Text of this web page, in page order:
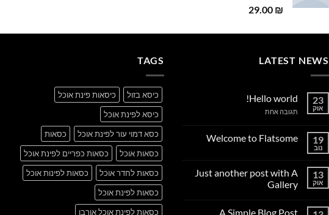
דורג5.00
29.00 ₪
LATEST NEWS
23
אוק
Hello world!
תגובה אחתעל
19
נוב
Welcome to Flatsome
Welcome
to
Flatsome
13
אוק
Just another post with A
Gallery
על
A Simple Blog Post
TAGS
כיסא בזול
כיסאות פינת אוכל
כיסא לפינת אוכל
כסא דמוי עור לפינת אוכל
כסאות
כסאות אוכל
כסאות כפריים לפינת אוכל
כסאות לחדר אוכל
כסאות לפינות אוכל
כסאות לפינת אוכל
כסאות לפינת אוכל אורבן